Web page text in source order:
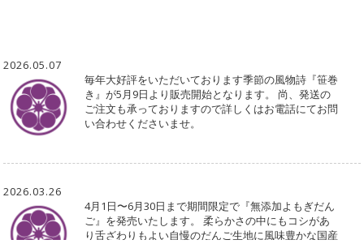
2026.05.07
毎年大好評をいただいております季節の風物詩『笹巻
き』が5月9日より販売開始となります。 尚、発送の
ご注文も承っておりますので詳しくはお電話にてお問
い合わせくださいませ。
2026.03.26
4月1日〜6月30日まで期間限定で『無添加よもぎだん
ご』を発売いたします。 柔らかさの中にもコシがあ
り舌ざわりもよい自慢のだんご生地に風味豊かな国産